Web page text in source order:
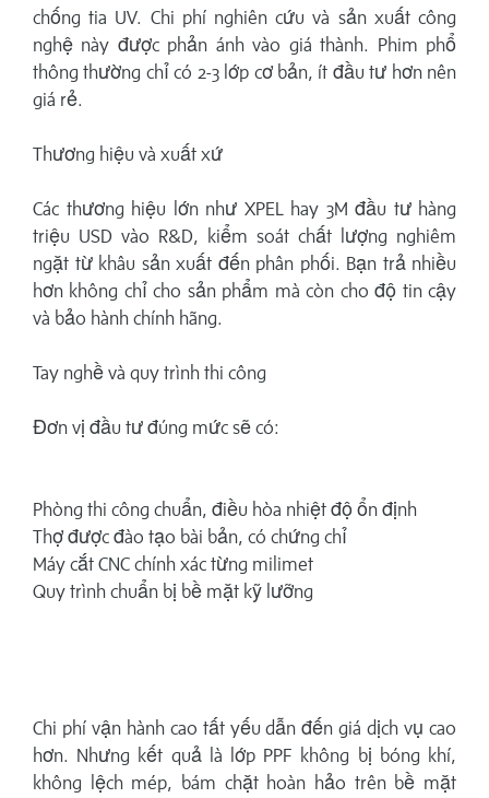
chống tia UV. Chi phí nghiên cứu và sản xuất công
nghệ này được phản ánh vào giá thành. Phim phổ
thông thường chỉ có 2-3 lớp cơ bản, ít đầu tư hơn nên
giá rẻ.
Thương hiệu và xuất xứ
Các thương hiệu lớn như XPEL hay 3M đầu tư hàng
triệu USD vào R&D, kiểm soát chất lượng nghiêm
ngặt từ khâu sản xuất đến phân phối. Bạn trả nhiều
hơn không chỉ cho sản phẩm mà còn cho độ tin cậy
và bảo hành chính hãng.
Tay nghề và quy trình thi công
Đơn vị đầu tư đúng mức sẽ có:
Phòng thi công chuẩn, điều hòa nhiệt độ ổn định
Thợ được đào tạo bài bản, có chứng chỉ
Máy cắt CNC chính xác từng milimet
Quy trình chuẩn bị bề mặt kỹ lưỡng
Chi phí vận hành cao tất yếu dẫn đến giá dịch vụ cao
hơn. Nhưng kết quả là lớp PPF không bị bóng khí,
không lệch mép, bám chặt hoàn hảo trên bề mặt